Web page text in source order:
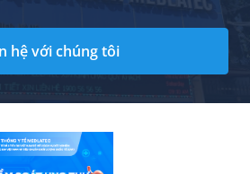
hệ với chúng tôi